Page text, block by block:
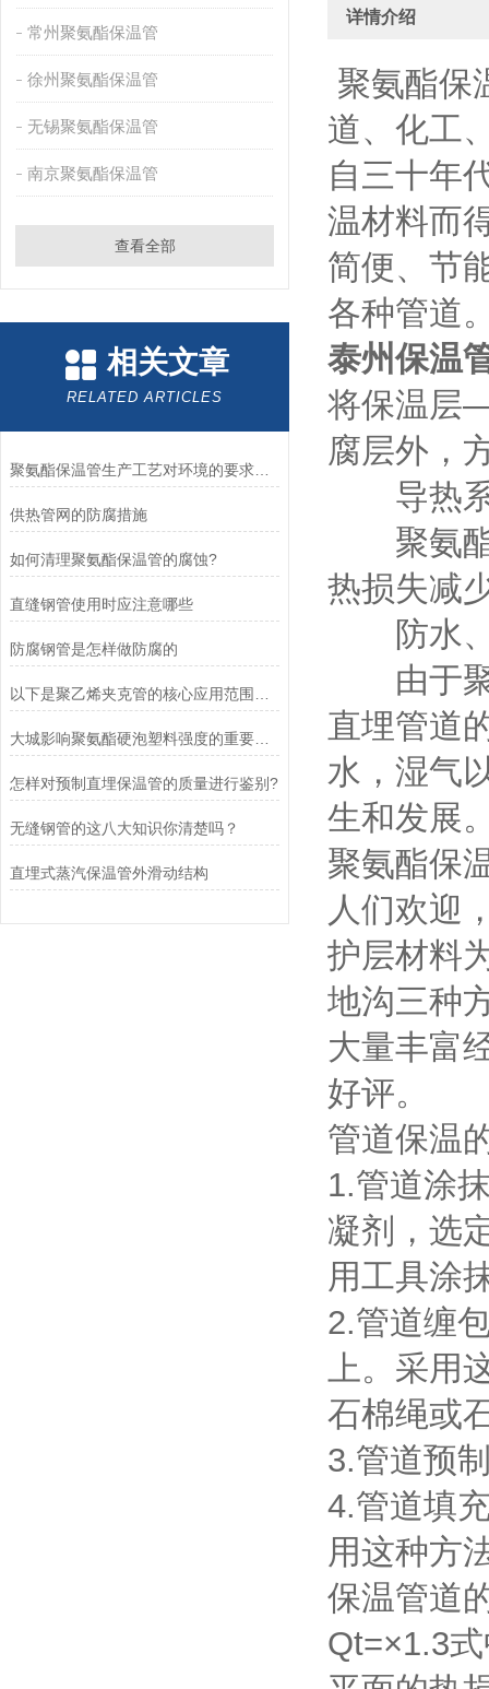
常州聚氨酯保温管
徐州聚氨酯保温管
无锡聚氨酯保温管
南京聚氨酯保温管
查看全部
相关文章
RELATED ARTICLES
聚氨酯保温管生产工艺对环境的要求和常见的损坏因素
供热管网的防腐措施
如何清理聚氨酯保温管的腐蚀?
直缝钢管使用时应注意哪些
防腐钢管是怎样做防腐的
大城影响聚氨酯硬泡塑料强度的重要因素
怎样对预制直埋保温管的质量进行鉴别?
无缝钢管的这八大知识你清楚吗？
直埋式蒸汽保温管外滑动结构
详情介绍
聚氨酯保
道、化工
自三十年
温材料而
简便、节
各种管道
泰州保温
将保温层
腐层外，
导热系
聚氨酯
热损失减
防水、
由于聚
直埋管道
水，湿气
生和发展
聚氨酯保
人们欢迎
护层材料
地沟三种
大量丰富
好评。
管道保温
1.管道涂
凝剂，选
用工具涂
2.管道缠
上。采用
石棉绳或
3.管道预
4.管道填
用这种方
保温管道
Qt=×1.3